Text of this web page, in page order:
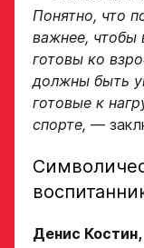
Понятно, что
важнее, чтобы
готовы ко
должны быть
готовые к
спорте, —
Денис